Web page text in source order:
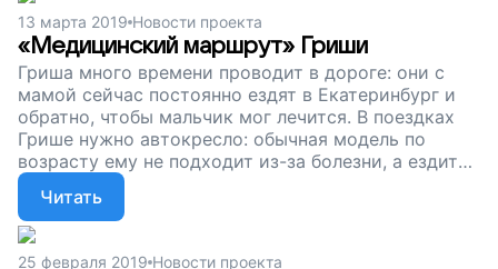
13 марта 2019 Новости проекта
«Медицинский маршрут» Гриши
Гриша много времени проводит в дороге: они с
мамой сейчас постоянно ездят в Екатеринбург и
обратно, чтобы мальчик мог лечится. В поездках
Грише нужно автокресло: обычная модель по
возрасту ему не подходит из-за болезни, а ездить
без кресла нельзя и неполезно для мальчика с
нарушениями здоровья. Помогите Грише стать
сильнее, поддержите наш проект!
Читать
25 февраля 2019 Новости проекта